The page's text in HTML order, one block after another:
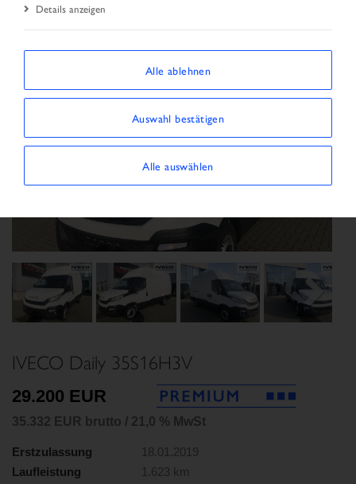
IVECO Daily 35S16H3V
29.200 EUR
35.332 EUR brutto / 21,0 % MwSt
Erstzulassung
18.01.2019
Laufleistung
1.623 km
Details anzeigen
Alle ablehnen
Auswahl bestätigen
Alle auswählen